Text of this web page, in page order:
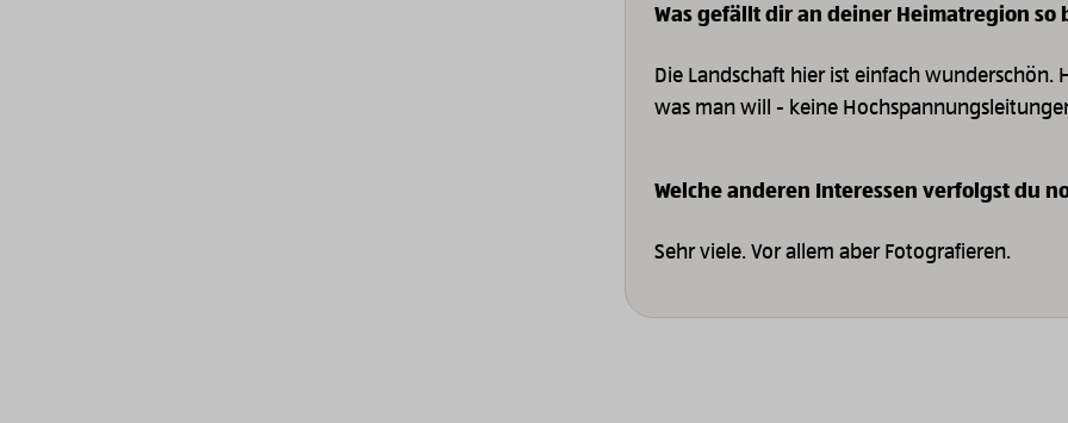
Was gefällt dir an deiner Heimatregion so
Die Landschaft hier ist einfach wunderschön.
was man will - keine
Welche anderen Interessen verfolgst du
Sehr viele. Vor allem aber Fotografieren.